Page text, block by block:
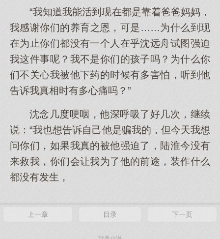
“我知道我能活到现在都是靠着爸爸妈妈，
我感谢你们的养育之恩，可是……为什么到现
在为止你们都没有一个人在乎沈远舟试图强迫
我这件事呢？我不是你们的孩子吗？为什么你
们不关心我被他下药的时候有多害怕，听到他
告诉我真相时有多心痛吗？”
沈念几度哽咽，他深呼吸了好几次，继续
说：“我也想告诉自己他是骗我的，但今天我想
问你们，如果我真的被他强迫了，陆淮今没有
来救我，你们会让我为了他的前途，装作什么
都没有发生，
上一章 目录 下一页